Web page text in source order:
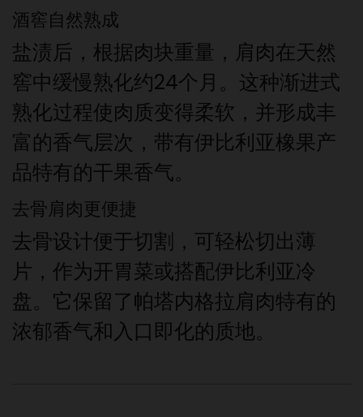
酒窖自然熟成
盐渍后，根据肉块重量，肩肉在天然
窖中缓慢熟化约24个月。这种渐进式
熟化过程使肉质变得柔软，并形成丰
富的香气层次，带有伊比利亚橡果产
品特有的干果香气。
去骨肩肉更便捷
去骨设计便于切割，可轻松切出薄
片，作为开胃菜或搭配伊比利亚冷
盘。它保留了帕塔内格拉肩肉特有的
浓郁香气和入口即化的质地。